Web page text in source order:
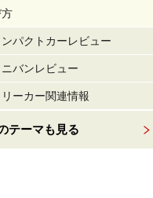
パクトカーレビュー
バンレビュー
ーカー関連情報
テーマも見る